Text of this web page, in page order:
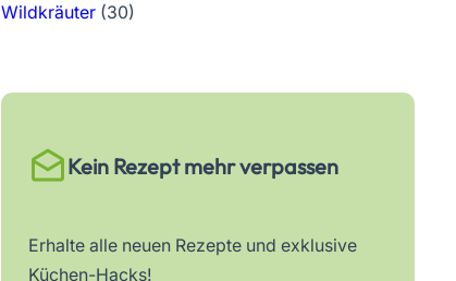
Wildkräuter(30)
Kein Rezept mehr verpassen
Erhalte alle neuen Rezepte und exklusive
Küchen-Hacks!